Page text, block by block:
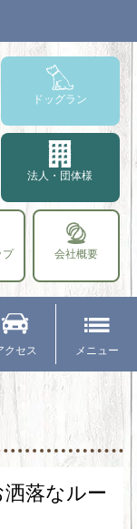
ドッグラン
法人・団体様
プ 会社概要
クセス メニュー
落なルー